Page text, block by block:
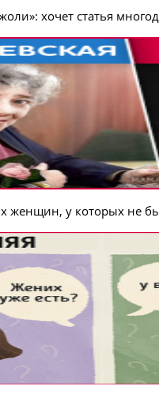
хочет статья
женщин, у которых не